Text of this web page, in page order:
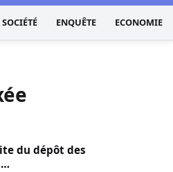
SOCIÉTÉ ENQUÊTE ECONOMIE
du dépôt des